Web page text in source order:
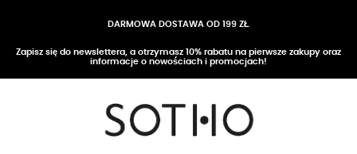
DARMOWA DOSTAWA OD 199 ZŁ
Zapisz się do newslettera, a otrzymasz 10% rabatu na pierwsze zakupy oraz
informacje o nowościach i promocjach!